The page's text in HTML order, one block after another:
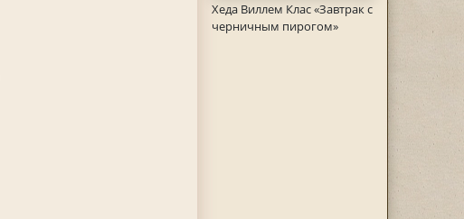
Хеда Виллем Клас «Завтрак с
черничным пирогом»